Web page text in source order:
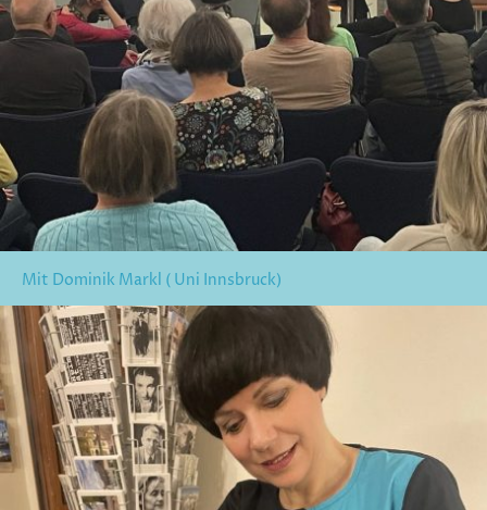
Mit Dominik Markl ( Uni Innsbruck)